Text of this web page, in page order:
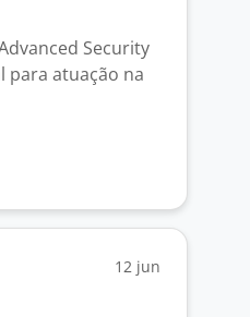
Advanced Security
para atuação na
12 jun